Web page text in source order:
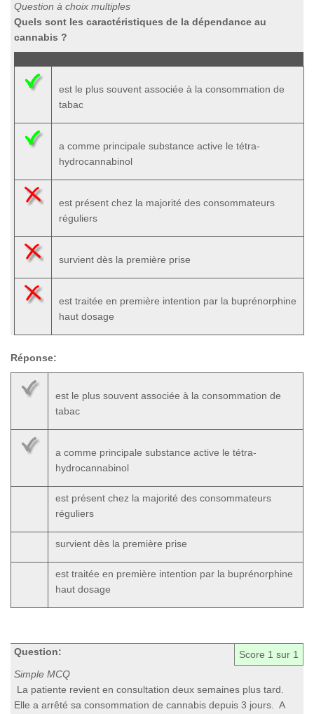
Question à choix multiples
Quels sont les caractéristiques de la dépendance au
cannabis ?
est le plus souvent associée à la consommation de
tabac
a comme principale substance active le tétra-
hydrocannabinol
est présent chez la majorité des consommateurs
réguliers
survient dès la première prise
est traitée en première intention par la buprénorphine
haut dosage
Réponse:
est le plus souvent associée à la consommation de
tabac
a comme principale substance active le tétra-
hydrocannabinol
est présent chez la majorité des consommateurs
réguliers
survient dès la première prise
est traitée en première intention par la buprénorphine
haut dosage
Score 1 sur 1
Question:
Simple MCQ
La patiente revient en consultation deux semaines plus tard.
Elle a arrêté sa consommation de cannabis depuis 3 jours. A